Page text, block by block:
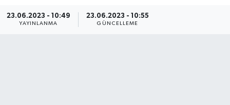
23.06.2023 - 10:49
YAYINLANMA
23.06.2023 - 10:55
GÜNCELLEME